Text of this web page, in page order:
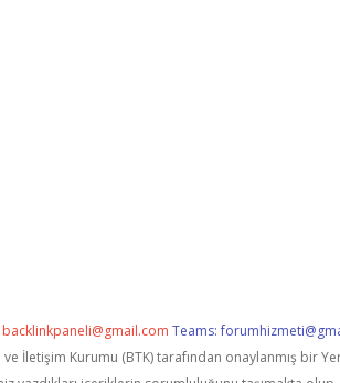
backlinkpaneli@gmail.com Teams:
ve İletişim Kurumu (BTK) tarafından onaylanmış